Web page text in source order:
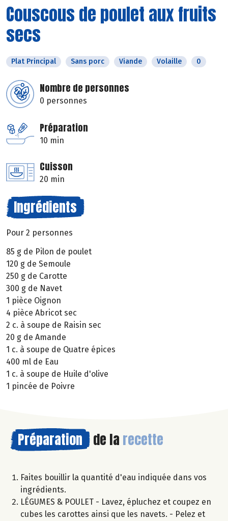
Couscous de poulet aux fruits
secs
Plat Principal Sans porc Viande Volaille 0
Nombre de personnes
0 personnes
Préparation
10 min
Cuisson
20 min
Ingrédients
Pour 2 personnes
85 g de Pilon de poulet
120 g de Semoule
250 g de Carotte
300 g de Navet
1 pièce Oignon
4 pièce Abricot sec
2 c. à soupe de Raisin sec
20 g de Amande
1 c. à soupe de Quatre épices
400 ml de Eau
1 c. à soupe de Huile d'olive
1 pincée de Poivre
Préparation de la recette
Faites bouillir la quantité d'eau indiquée dans vos
ingrédients.
LÉGUMES & POULET - Lavez, épluchez et coupez en
cubes les carottes ainsi que les navets. - Pelez et